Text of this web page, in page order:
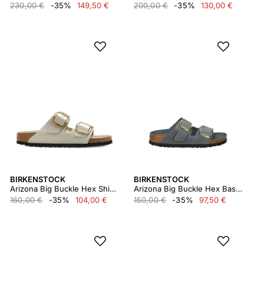
230,00 €
-35% 149,50 €
200,00 €
-35% 130,00 €
BIRKENSTOCK
Arizona Big Buckle Hex Shine Oyster, Natural Lea
160,00 €
-35% 104,00 €
BIRKENSTOCK
Arizona Big Buckle Hex Basalt Gray, Oiled Leather
150,00 €
-35% 97,50 €